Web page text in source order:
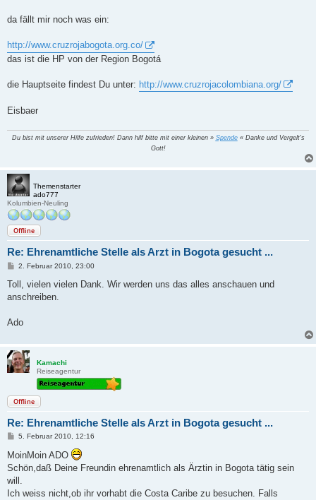
a
da fällt mir noch was ein:
http://www.cruzrojabogota.org.co/
das ist die HP von der Region Bogotá
die Hauptseite findest Du unter: http://www.cruzrojacolombiana.org/
Eisbaer
Du bist mit unserer Hilfe zufrieden! Dann hilf bitte mit einer kleinen » Spende« Danke und Vergelt's
Gott!
Themenstarter
ado777
Kolumbien-Neuling
Offline
Re: Ehrenamtliche Stelle als Arzt in Bogota gesucht ...
B
i
r
2. Februar 2010, 23:00
Toll, vielen vielen Dank. Wir werden uns das alles anschauen und
anschreiben.
Ado
Kamachi
Reiseagentur
Offline
Re: Ehrenamtliche Stelle als Arzt in Bogota gesucht ...
B
i
t
r
a
g
5. Februar 2010, 12:16
MoinMoin ADO
Schön,daß Deine Freundin ehrenamtlich als Ärztin in Bogota tätig sein
will.
Ich weiss nicht,ob ihr vorhabt die Costa Caribe zu besuchen. Falls